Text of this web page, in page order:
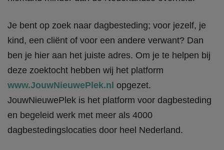
Je bent op zoek naar dagbesteding; voor jezelf, je
kind, een cliënt of voor een andere verwant? Dan
ben je hier aan het juiste adres. Om je te helpen bij
deze zoektocht hebben wij het platform
www.JouwNieuwePlek.nl opgezet.
JouwNieuwePlek is het platform voor dagbesteding
en begeleid werk met meer als 4000
dagbestedingslocaties door heel Nederland.